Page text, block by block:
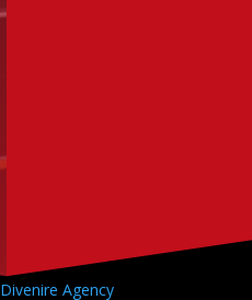
Divenire Agency